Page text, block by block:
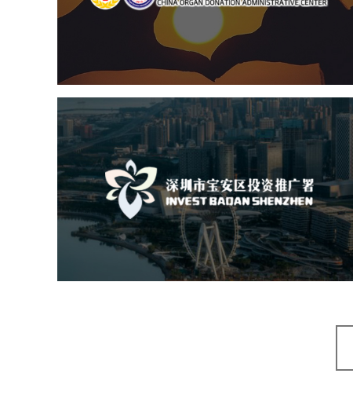
国企 品牌官网
网站设计
深圳市宝安区投资推广署
机构组织 国企 品牌官网
网站建设
网站设计